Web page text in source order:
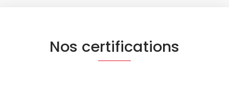
Nos certifications